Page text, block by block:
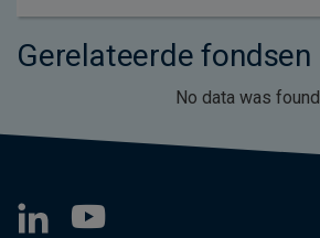
Gerelateerde fondsen
No data was found